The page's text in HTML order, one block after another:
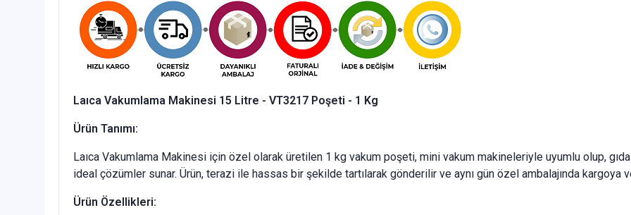
Laıca Vakumlama Makinesi 15 Litre - VT3217 Poşeti - 1 Kg
Ürün Tanımı:
Laıca Vakumlama Makinesi için özel olarak üretilen 1 kg vakum poşeti, mini vakum makineleriyle uyumlu olup,
ideal çözümler sunar. Ürün, terazi ile hassas bir şekilde tartılarak gönderilir ve aynı gün özel ambalajında kargoya
Ürün Özellikleri: